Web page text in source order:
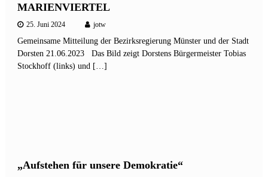
MARIENVIERTEL
25. Juni 2024 jotw
Gemeinsame Mitteilung der Bezirksregierung Münster und der Stadt
Dorsten 21.06.2023 Das Bild zeigt Dorstens Bürgermeister Tobias
Stockhoff (links) und […]
„Aufstehen für unsere Demokratie“